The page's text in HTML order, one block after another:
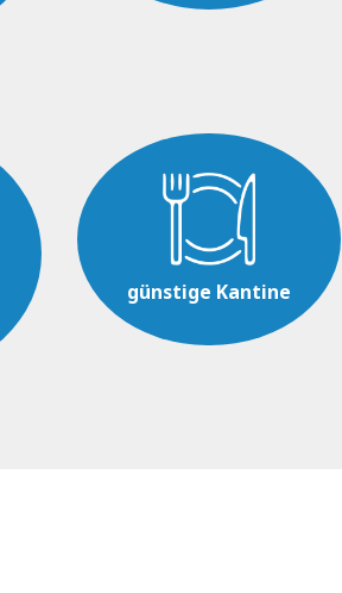
günstige Kantine